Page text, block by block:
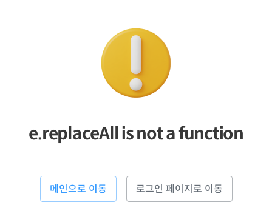
e.replaceAll is not a function
메인으로 이동 로그인 페이지로 이동